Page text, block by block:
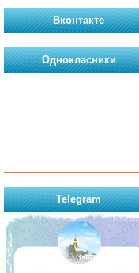
Вконтакте
Однокласники
Telegram